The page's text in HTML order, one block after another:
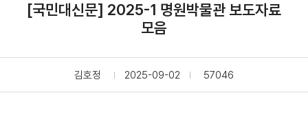
[국민대신문] 2025-1 명원박물관 보도자료
모음
김호정 2025-09-02 57046